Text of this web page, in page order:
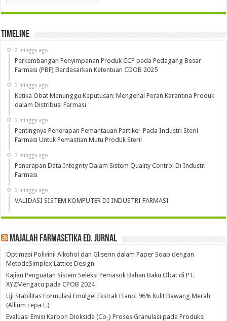
Timeline
2 minggu ago
Perkembangan Penyimpanan Produk CCP pada Pedagang Besar
Farmasi (PBF) Berdasarkan Ketentuan CDOB 2025
2 minggu ago
Ketika Obat Menunggu Keputusan: Mengenal Peran Karantina Produk
dalam Distribusi Farmasi
2 minggu ago
Pentingnya Penerapan Pemantauan Partikel Pada Industri Steril
Farmasi Untuk Pemastian Mutu Produk Steril
2 minggu ago
Penerapan Data Integrity Dalam Sistem Quality Control Di Industri
Farmasi
2 minggu ago
VALIDASI SISTEM KOMPUTER DI INDUSTRI FARMASI
Majalah Farmasetika Ed. Jurnal
Optimasi Polivinil Alkohol dan Gliserin dalam Paper Soap dengan
MetodeSimplex Lattice Design
Kajian Penguatan Sistem Seleksi Pemasok Bahan Baku Obat di PT.
XYZMengacu pada CPOB 2024
Uji Stabilitas Formulasi Emulgel Ekstrak Etanol 96% Kulit Bawang Merah
(Allium cepa L.)
Evaluasi Emisi Karbon Dioksida (Co₂) Proses Granulasi pada Produksi